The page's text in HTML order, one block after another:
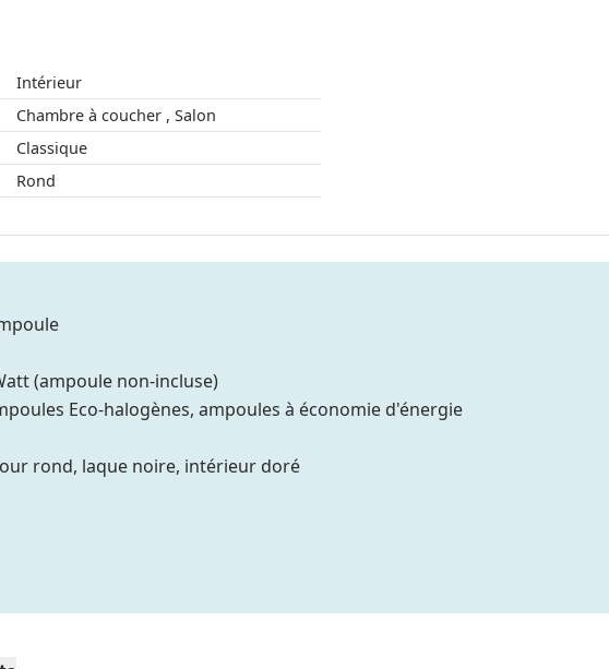
Intérieur
Chambre à coucher , Salon
Classique
Rond
(ampoule non-incluse)
Eco-halogènes, ampoules à économie d'énergie
rond, laque noire, intérieur doré